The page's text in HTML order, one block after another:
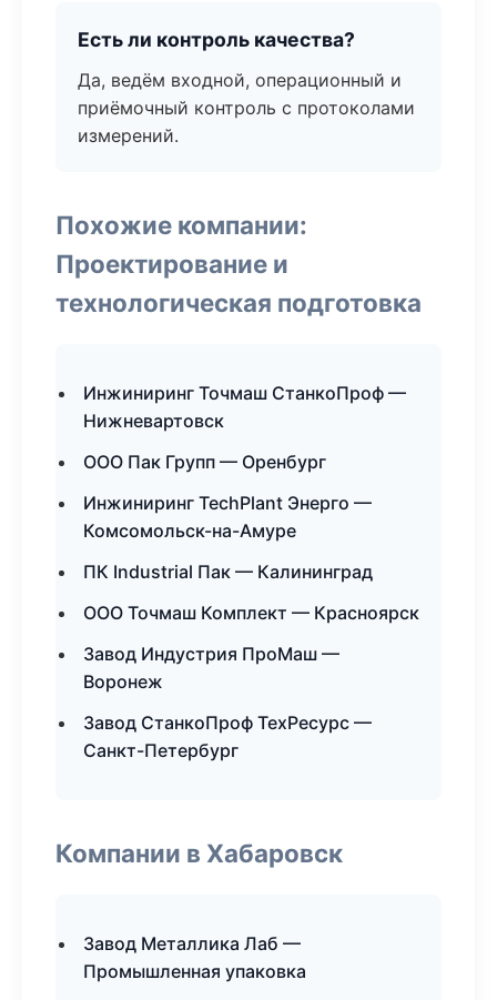
Есть ли контроль качества?
Да, ведём входной, операционный и
приёмочный контроль с протоколами
измерений.
Похожие компании:
Проектирование и
технологическая подготовка
Инжиниринг Точмаш СтанкоПроф —
Нижневартовск
ООО Пак Групп — Оренбург
Инжиниринг TechPlant Энерго —
Комсомольск-на-Амуре
ПК Industrial Пак — Калининград
ООО Точмаш Комплект — Красноярск
Завод Индустрия ПроМаш —
Воронеж
Завод СтанкоПроф ТехРесурс —
Санкт-Петербург
Компании в Хабаровск
Завод Металлика Лаб —
Промышленная упаковка